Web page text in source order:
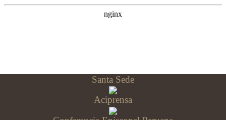
Santa Sede
Aciprensa